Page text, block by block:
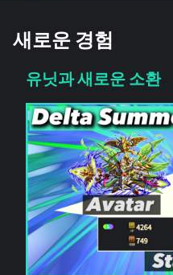
새로운 경험
유닛과 새로운 소환